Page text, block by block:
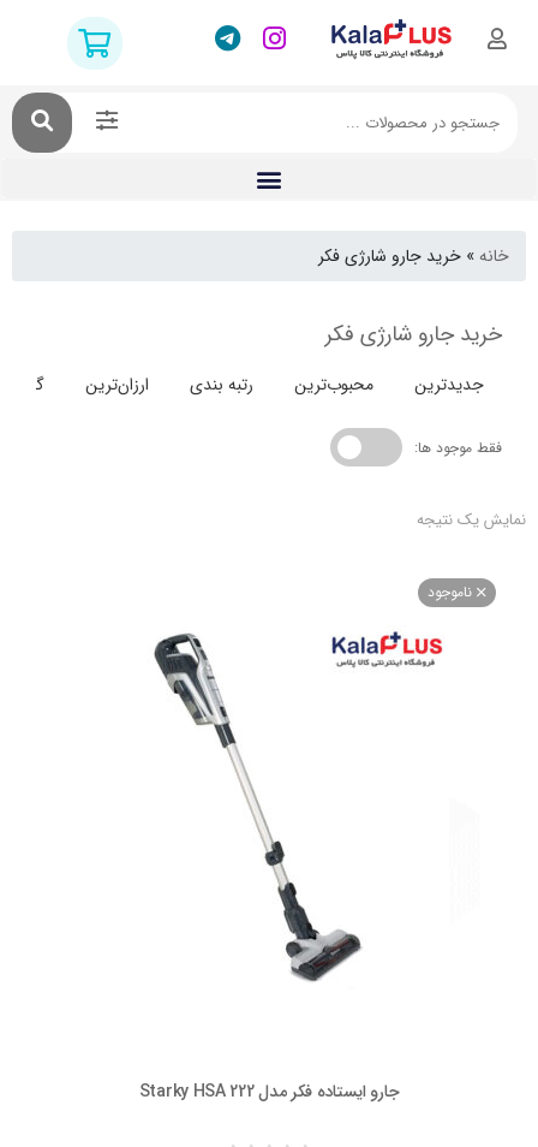
خرید جارو شارژی فکر
جارو شارژی فکر
محبوب‌ترین رتبه بندی ارزان‌ترین گران‌ترین
ها:
نتیجه
جارو ایستاده فکر مدل Starky HSA 222